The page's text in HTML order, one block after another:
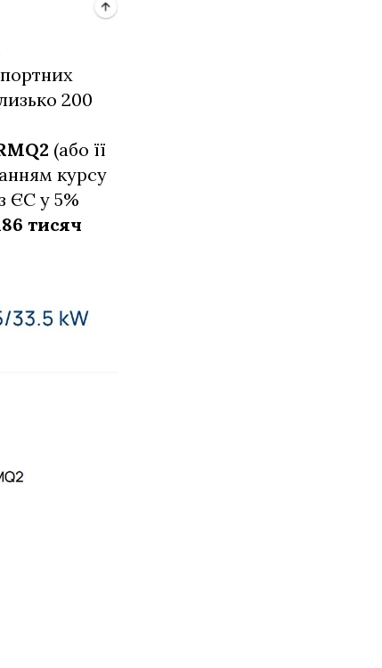
200
(або її
курсу
ЄС у 5%
тисяч